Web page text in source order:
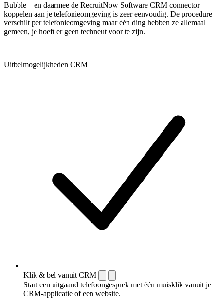
Bubble – en daarmee de RecruitNow Software CRM connector –
koppelen aan je telefonieomgeving is zeer eenvoudig. De procedure
verschilt per telefonieomgeving maar één ding hebben ze allemaal
gemeen, je hoeft er geen techneut voor te zijn.
Uitbelmogelijkheden CRM
Klik & bel vanuit CRM
Start een uitgaand telefoongesprek met één muisklik vanuit je
CRM-applicatie of een website.